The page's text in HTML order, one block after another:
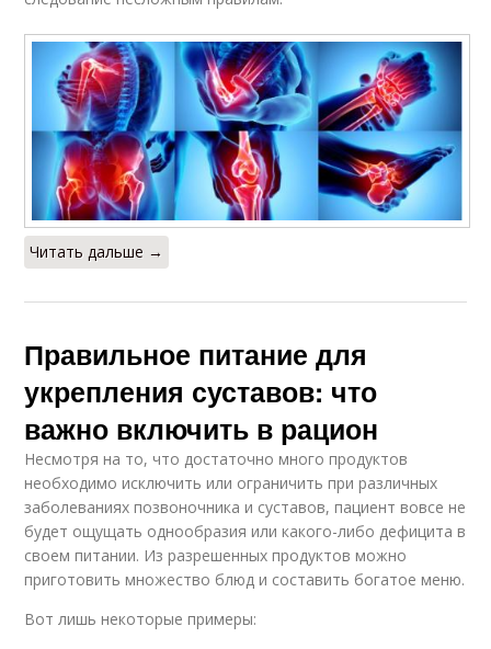
Читать дальше →
Правильное питание для
укрепления суставов: что
важно включить в рацион
Несмотря на то, что достаточно много продуктов
необходимо исключить или ограничить при различных
заболеваниях позвоночника и суставов, пациент вовсе не
будет ощущать однообразия или какого-либо дефицита в
своем питании. Из разрешенных продуктов можно
приготовить множество блюд и составить богатое меню.
Вот лишь некоторые примеры: